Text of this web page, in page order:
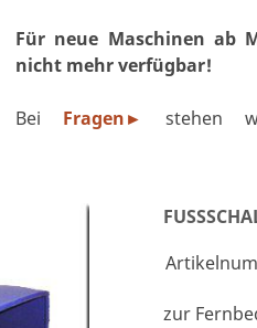
Für neue Maschinen ab
nicht mehr verfügbar!
Bei Fragen ►
stehen
zur